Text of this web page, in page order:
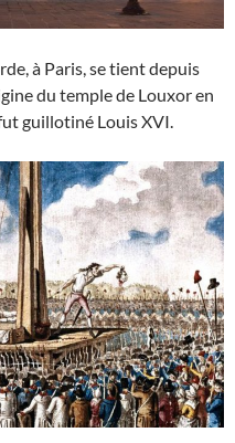
à Paris, se tient depuis
du temple de Louxor en
guillotiné Louis XVI.